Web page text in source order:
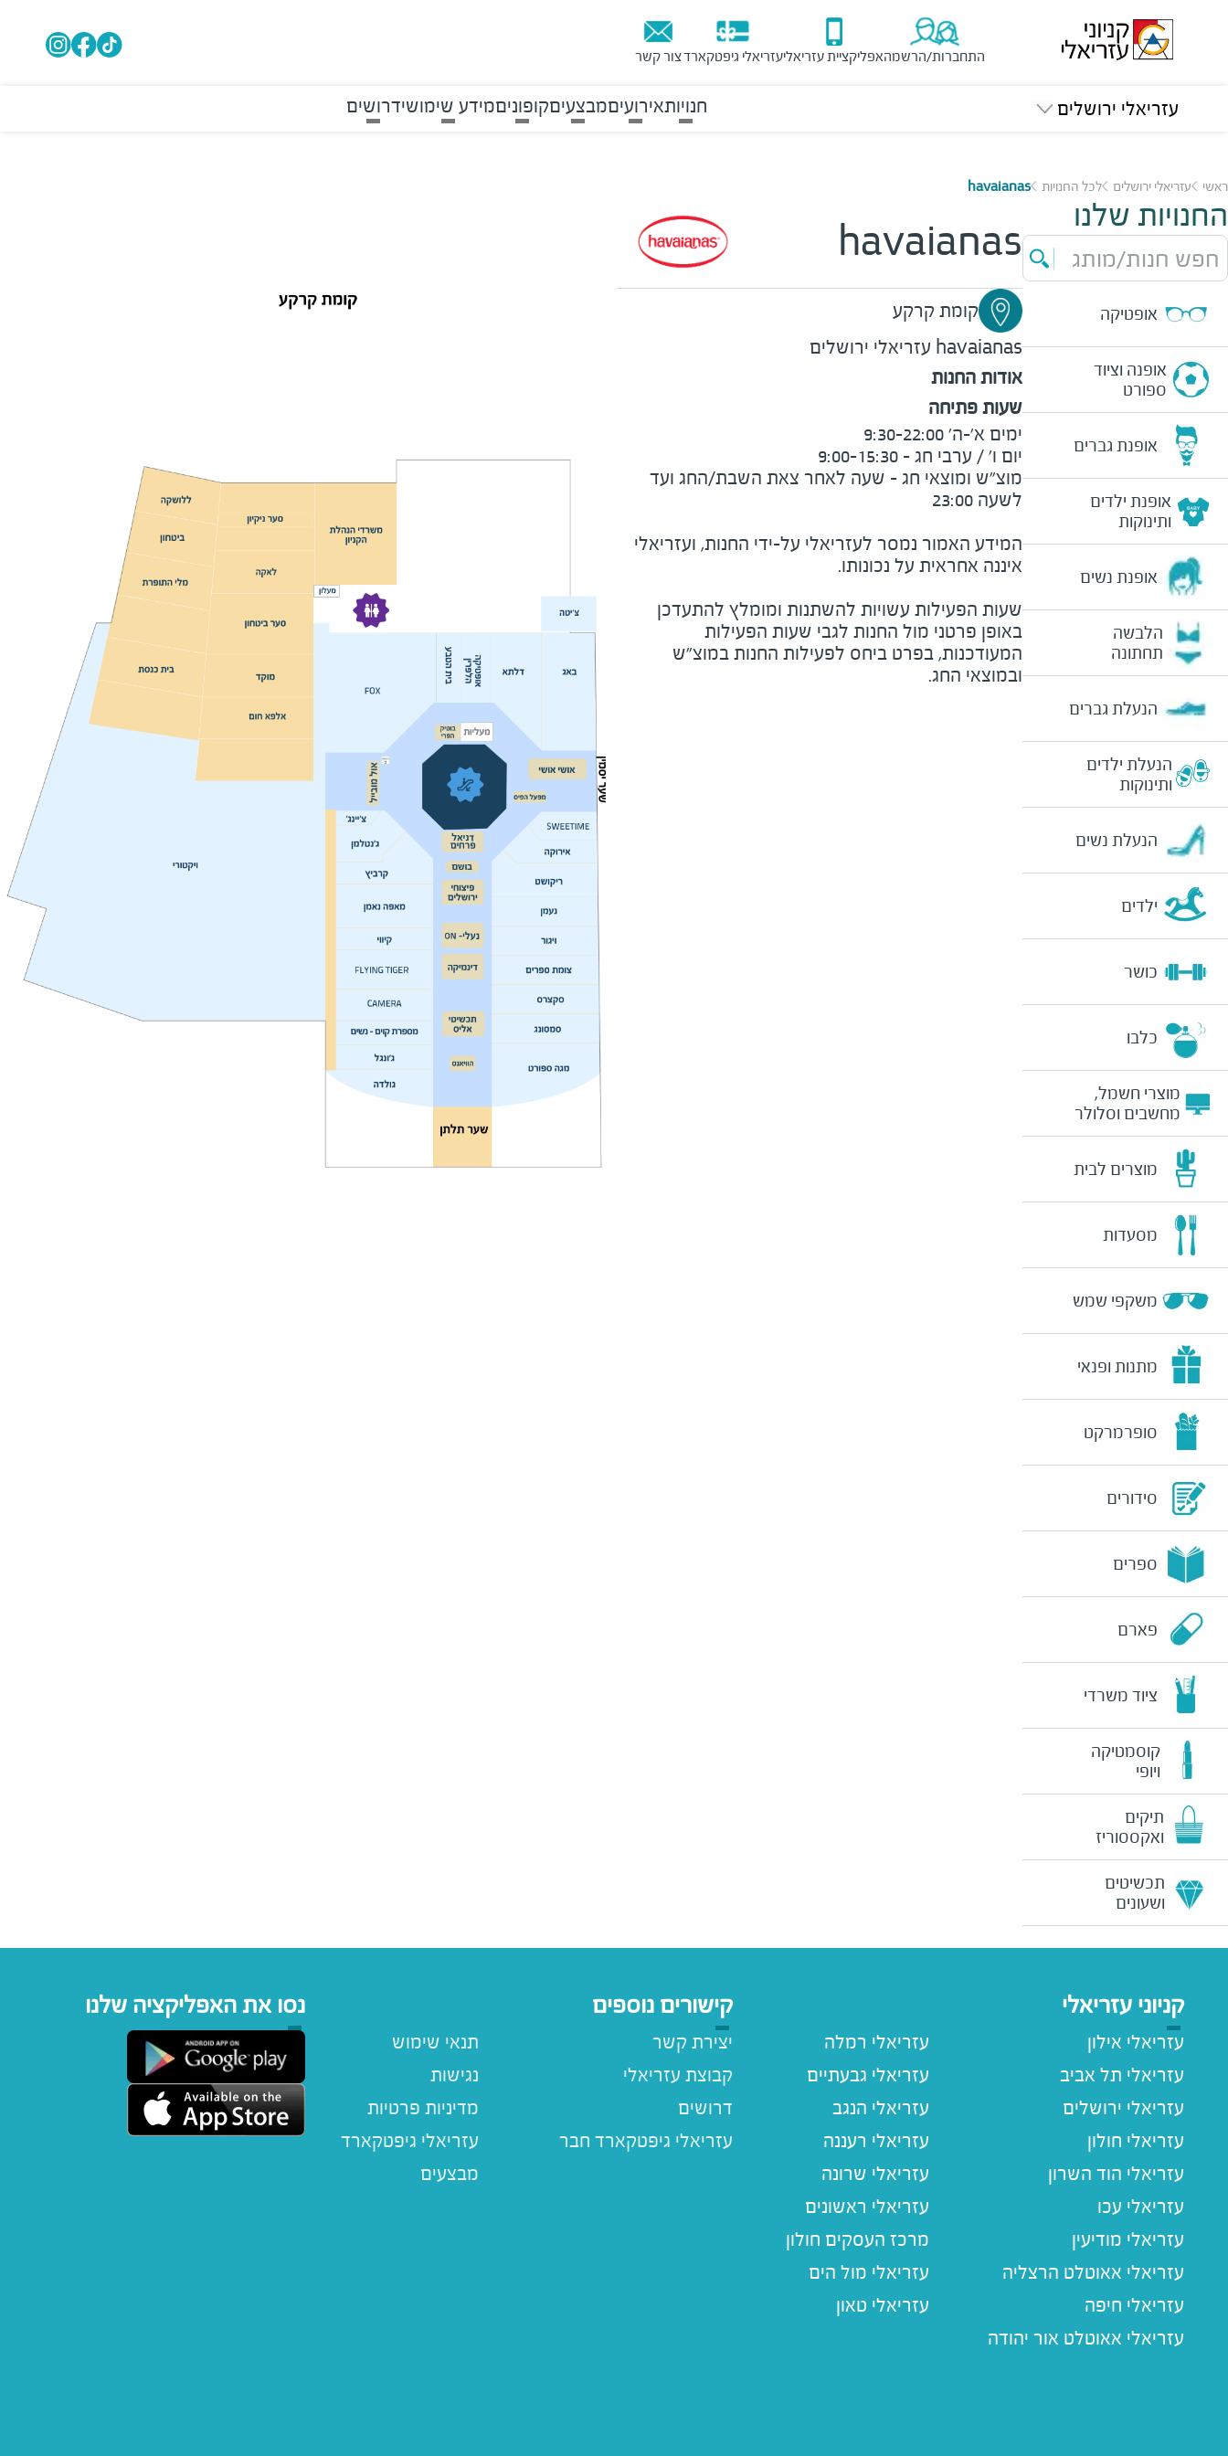
התחברות/הרשמהאפליקציית עזריאליעזריאלי גיפטקארדצור קשר
עזריאלי ירושלים חנויותאירועיםמבצעיםקופוניםמידע שימושידרושים
ראשי עזריאלי ירושלים לכל החנויות havaianas
החנויות שלנו
חפש חנות/מותג
אופטיקה
אופנה וציוד
ספורט
אופנת גברים
אופנת ילדים
ותינוקות
אופנת נשים
הלבשה
תחתונה
הנעלת גברים
הנעלת ילדים
ותינוקות
הנעלת נשים
ילדים
כושר
כלבו
מוצרי חשמל,
מחשבים וסלולר
מוצרים לבית
מסעדות
משקפי שמש
מתנות ופנאי
סופרמרקט
סידורים
ספרים
פארם
ציוד משרדי
קוסמטיקה
ויופי
תיקים
ואקססוריז
תכשיטים
ושעונים
havaianas
קומת קרקע
havaianas עזריאלי ירושלים
אודות החנות
שעות פתיחה
המידע האמור נמסר לעזריאלי על-ידי החנות, ועזריאלי
שעות הפעילות עשויות להשתנות ומומלץ להתעדכן
באופן פרטני מול החנות לגבי שעות הפעילות
המעודכנות, בפרט ביחס לפעילות החנות במוצ"ש
ובמוצאי החג.
קניוני עזריאלי
עזריאלי אילון
עזריאלי תל אביב
עזריאלי ירושלים
עזריאלי חולון
עזריאלי הוד השרון
עזריאלי עכו
עזריאלי מודיעין
עזריאלי אאוטלט הרצליה
עזריאלי חיפה
עזריאלי אאוטלט אור יהודה
עזריאלי רמלה
עזריאלי גבעתיים
עזריאלי הנגב
עזריאלי רעננה
עזריאלי שרונה
עזריאלי ראשונים
מרכז העסקים חולון
עזריאלי מול הים
עזריאלי טאון
קישורים נוספים
תנאי שימוש
נגישות
מדיניות פרטיות
עזריאלי גיפטקארד
מבצעים
יצירת קשר
קבוצת עזריאלי
דרושים
נסו את האפליקציה שלנו